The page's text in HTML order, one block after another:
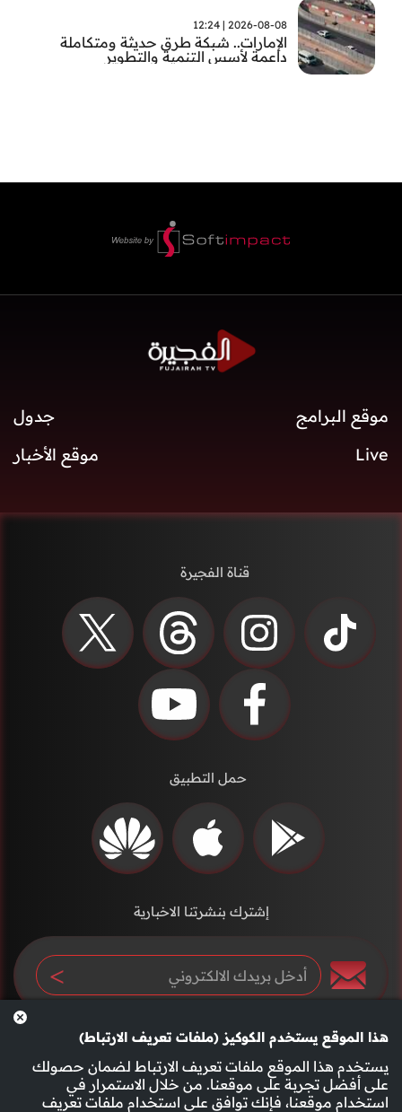
2026-08-08 | 12:24
الإمارات.. شبكة طرق حديثة ومتكاملة
داعمة لأسس التنمية والتطوير
هذا الموقع يستخدم الكوكيز (ملفات تعريف الارتباط)
يستخدم هذا الموقع ملفات تعريف الارتباط لضمان حصولك
على أفضل تجربة على موقعنا. من خلال الاستمرار في
استخدام موقعنا، فإنك توافق على استخدام ملفات تعريف
موقع البرامج
جدول
Live
موقع الأخبار
قناة الفجيرة
حمل التطبيق
إشترك بنشرتنا الاخبارية